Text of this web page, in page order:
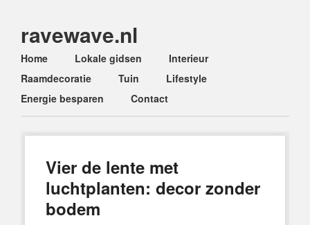
ravewave.nl
Main menu
Skip
to
content
Home Lokale gidsen
Interieur
Raamdecoratie
Tuin
Lifestyle
Energie besparen
Contact
Vier de lente met
luchtplanten: decor zonder
bodem